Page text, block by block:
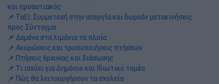
και προαστιακός
📌 Ταξί: Συμμετοχή στην απεργία και δωρεάν μετακινήσεις
προς Σύνταγμα
📌 Δεμένα στα λιμάνια τα πλοία
📌 Ακυρώσεις και τροποποιήσεις πτήσεων
📌 Πτήσεις έρευνας και διάσωσης
📌 Τι ισχύει για Δημόσιο και Ιδιωτικό τομέα
📌 Πώς θα λειτουργήσουν τα σχολεία